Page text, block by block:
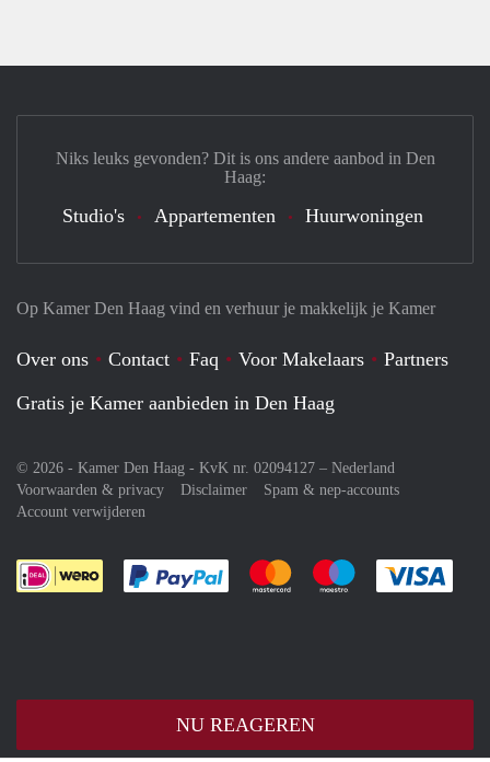
NU REAGEREN
Op Kamer Den Haag vind en verhuur je makkelijk je Kamer
Over ons Contact Faq Voor Makelaars
Partners
Gratis je Kamer aanbieden in Den Haag
© 2026 - Kamer Den Haag - KvK nr. 02094127 – Nederland
Voorwaarden & privacy
Disclaimer
Spam & nep-accounts
Account verwijderen
Je rekent gemakkelijk af met Paypal
Je rekent gemakkelijk af met
Je rekent
Niks leuks gevonden? Dit is ons andere aanbod in Den
Haag:
Studio's Appartementen Huurwoningen